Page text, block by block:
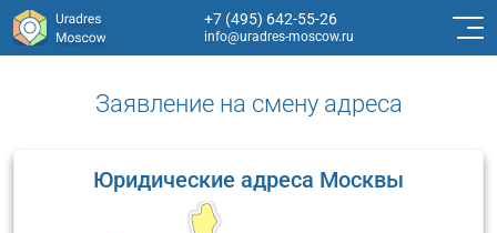
+7 (495) 642-55-26
info@uradres-moscow.ru
Заявление на смену адреса
Юридические адреса Москвы